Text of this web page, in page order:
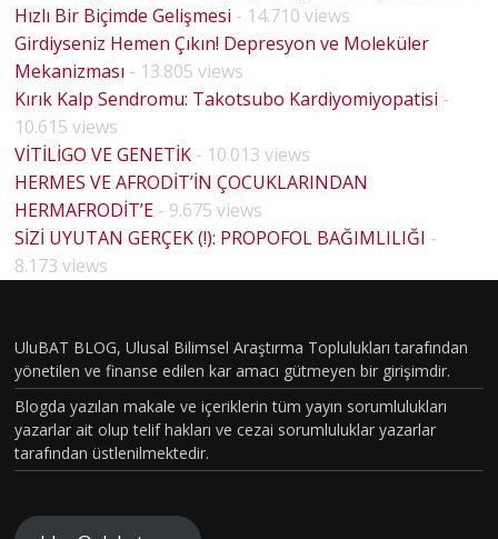
Hızlı Bir Biçimde Gelişmesi - 14.710 views
Girdiyseniz Hemen Çıkın! Depresyon ve Moleküler
Mekanizması - 13.805 views
Kırık Kalp Sendromu: Takotsubo Kardiyomiyopatisi -
10.615 views
VİTİLİGO VE GENETİK - 10.013 views
HERMES VE AFRODİT’İN ÇOCUKLARINDAN
HERMAFRODİT’E - 9.675 views
SİZİ UYUTAN GERÇEK (!): PROPOFOL BAĞIMLILIĞI -
8.173 views
UluBAT BLOG, Ulusal Bilimsel Araştırma Toplulukları tarafından
yönetilen ve finanse edilen kar amacı gütmeyen bir girişimdir.
Blogda yazılan makale ve içeriklerin tüm yayın sorumlulukları
yazarlar ait olup telif hakları ve cezai sorumluluklar yazarlar
tarafından üstlenilmektedir.
JİK
T
HOUSE
MD
BÖLÜM
VAKASI
GERÇEK
OLDU :
TÜRKİY